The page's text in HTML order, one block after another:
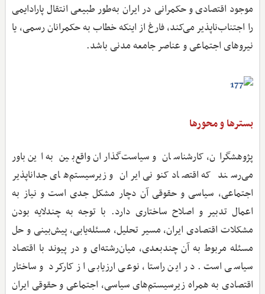
موجود اقتصادی و حکمرانی در ایران به‌طور طبیعی انتقال پارادایمی
را اجتناب‌ناپذیر می‌کند، فارغ از اینکه خطاب به حکمرانان رسمی، یا
نیروهای اجتماعی و عناصر جامعه مدنی باشد.
بسترها و محورها
پژوهشگران، کارشناسان و سیاست‌گذاران واقع‌بین به این باور
می‌رسند که اقتصاد کنونی ایران و زیرسیستم‌های جداناپذیر
اجتماعی، سیاسی و حقوقی آن دچار مشکل جدی است و نیاز به
اعمال تدبیر و اصلاح ساختاری دارد. با توجه به چندلایه بودن
مشکلات اقتصادی ایران، مسیر تحلیل، مسئله‌یابی، پیش‌بینی و حل
مسئله مربوط به آن چندبعدی، میان‌رشته‌ای و در پیوند با اقتصاد
سیاسی است. در این راستا، نوعی ارزیابی از کارکرد و ساختار
اقتصادی به همراه زیرسیستم‌های سیاسی، اجتماعی و حقوقی ایران